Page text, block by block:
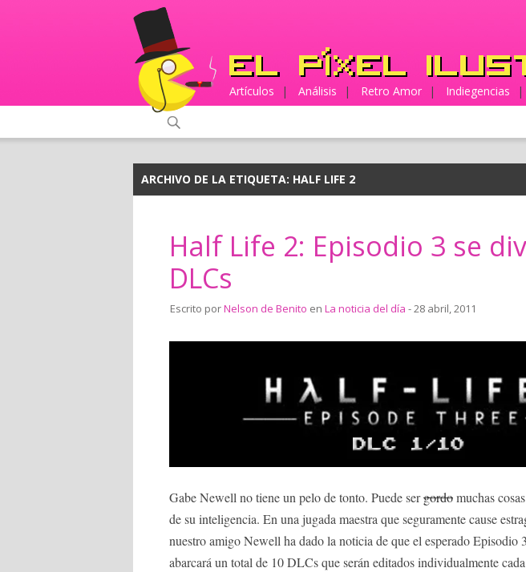
Artículos | Análisis | Retro Amor | Indiegencias |
ARCHIVO DE LA ETIQUETA: HALF LIFE 2
Half Life 2: Episodio 3 se
DLCs
Escrito porNelson de Benito en La noticia del día - 28 abril, 2011
Gabe Newell no tiene un pelo de tonto. Puede sergordomuchas
de su inteligencia. En una jugada maestra que seguramente cause
nuestro amigo Newell ha dado la noticia de que el esperado Episodio
abarcará un total de 10 DLCs que serán editados individualmente